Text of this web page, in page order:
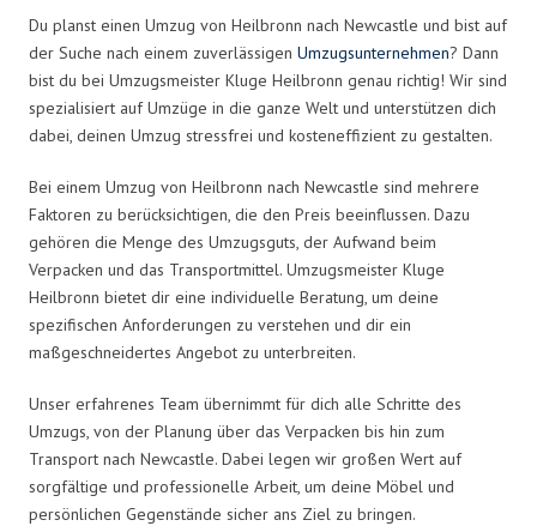
Du planst einen Umzug von Heilbronn nach Newcastle und bist auf
der Suche nach einem zuverlässigen Umzugsunternehmen? Dann
bist du bei Umzugsmeister Kluge Heilbronn genau richtig! Wir sind
spezialisiert auf Umzüge in die ganze Welt und unterstützen dich
dabei, deinen Umzug stressfrei und kosteneffizient zu gestalten.
Bei einem Umzug von Heilbronn nach Newcastle sind mehrere
Faktoren zu berücksichtigen, die den Preis beeinflussen. Dazu
gehören die Menge des Umzugsguts, der Aufwand beim
Verpacken und das Transportmittel. Umzugsmeister Kluge
Heilbronn bietet dir eine individuelle Beratung, um deine
spezifischen Anforderungen zu verstehen und dir ein
maßgeschneidertes Angebot zu unterbreiten.
Unser erfahrenes Team übernimmt für dich alle Schritte des
Umzugs, von der Planung über das Verpacken bis hin zum
Transport nach Newcastle. Dabei legen wir großen Wert auf
sorgfältige und professionelle Arbeit, um deine Möbel und
persönlichen Gegenstände sicher ans Ziel zu bringen.